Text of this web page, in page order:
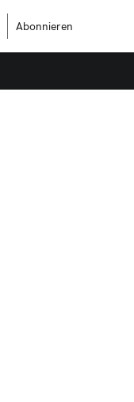
Abonnieren